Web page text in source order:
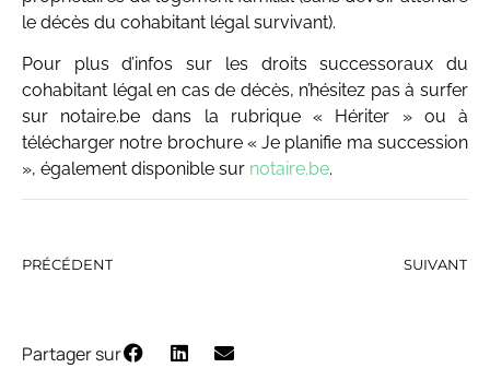
le décès du cohabitant légal survivant).
Pour plus d’infos sur les droits successoraux du
cohabitant légal en cas de décès, n’hésitez pas à surfer
sur notaire.be dans la rubrique « Hériter » ou à
télécharger notre brochure « Je planifie ma succession
», également disponible sur notaire.be.
PRÉCÉDENT SUIVANT
Partager sur